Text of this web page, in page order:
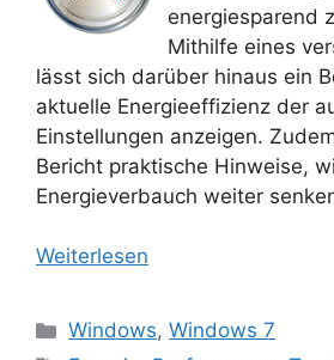
energiesparend
Mithilfe eines
lässt sich darüber hinaus ein
aktuelle Energieeffizienz der
Einstellungen anzeigen.
Bericht praktische Hinweise,
Energieverbauch weiter
Weiterlesen
Kategorien
Windows,Windows 7